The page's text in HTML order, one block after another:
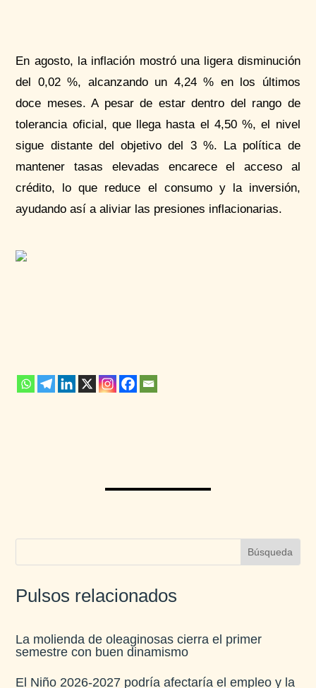
En agosto, la inflación mostró una ligera disminución
del 0,02 %, alcanzando un 4,24 % en los últimos
doce meses. A pesar de estar dentro del rango de
tolerancia oficial, que llega hasta el 4,50 %, el nivel
sigue distante del objetivo del 3 %. La política de
mantener tasas elevadas encarece el acceso al
crédito, lo que reduce el consumo y la inversión,
ayudando así a aliviar las presiones inflacionarias.
Pulsos relacionados
La molienda de oleaginosas cierra el primer
semestre con buen dinamismo​
El Niño 2026-2027 podría afectaría el empleo y la